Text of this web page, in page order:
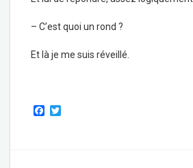
– C’est quoi un rond ?
Et là je me suis réveillé.
F